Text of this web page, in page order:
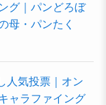
グ｜パンどろぼ
母・パンたく
人気投票｜オン
ャラファイング